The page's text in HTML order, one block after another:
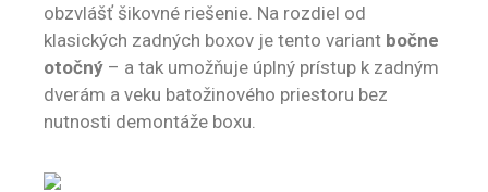
obzvlášť šikovné riešenie. Na rozdiel od
klasických zadných boxov je tento variant bočne
otočný – a tak umožňuje úplný prístup k zadným
dverám a veku batožinového priestoru bez
nutnosti demontáže boxu.